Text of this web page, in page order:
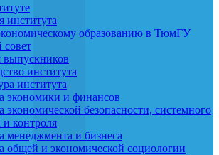
института
образованию в ТюмГУ
выпускников
института
института
экономики и финансов
экономической безопасности, системного
и контроля
менеджмента и бизнеса
общей и экономической социологии